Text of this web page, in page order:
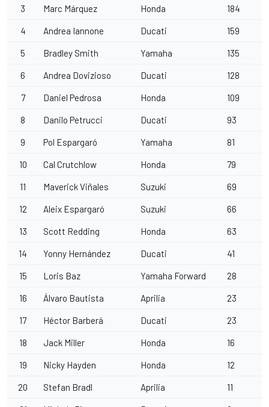
3 Marc Márquez Honda 184
4 Andrea Iannone Ducati 159
5 Bradley Smith Yamaha 135
6 Andrea Dovizioso Ducati 128
7 Daniel Pedrosa Honda 109
8 Danilo Petrucci Ducati 93
9 Pol Espargaró Yamaha 81
10 Cal Crutchlow Honda 79
11 Maverick Viñales Suzuki 69
12 Aleix Espargaró Suzuki 66
13 Scott Redding Honda 63
14 Yonny Hernández Ducati 41
15 Loris Baz Yamaha Forward 28
16 Álvaro Bautista Aprilia 23
17 Héctor Barberá Ducati 23
18 Jack Miller Honda 16
19 Nicky Hayden Honda 12
20 Stefan Bradl Aprilia 11